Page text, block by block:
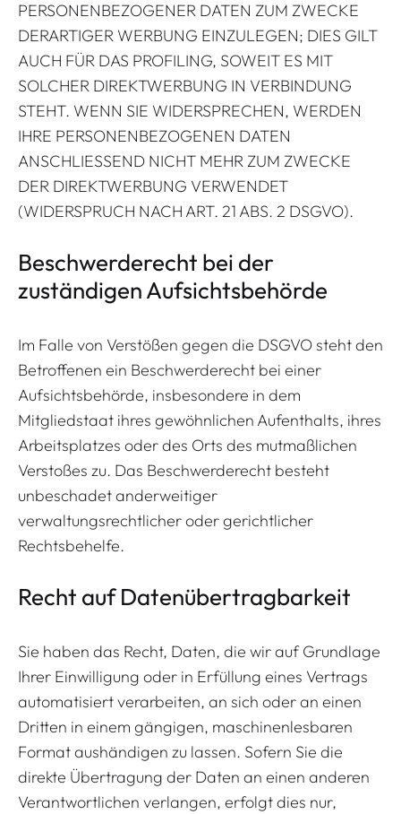
PERSONENBEZOGENER DATEN ZUM ZWECKE
DERARTIGER WERBUNG EINZULEGEN; DIES GILT
AUCH FÜR DAS PROFILING, SOWEIT ES MIT
SOLCHER DIREKTWERBUNG IN VERBINDUNG
STEHT. WENN SIE WIDERSPRECHEN, WERDEN
IHRE PERSONENBEZOGENEN DATEN
ANSCHLIESSEND NICHT MEHR ZUM ZWECKE
DER DIREKTWERBUNG VERWENDET
(WIDERSPRUCH NACH ART. 21 ABS. 2 DSGVO).
Beschwerde­recht bei der
zuständigen Aufsichts­behörde
Im Falle von Verstößen gegen die DSGVO steht den
Betroffenen ein Beschwerderecht bei einer
Aufsichtsbehörde, insbesondere in dem
Mitgliedstaat ihres gewöhnlichen Aufenthalts, ihres
Arbeitsplatzes oder des Orts des mutmaßlichen
Verstoßes zu. Das Beschwerderecht besteht
unbeschadet anderweitiger
verwaltungsrechtlicher oder gerichtlicher
Rechtsbehelfe.
Recht auf Daten­übertrag­barkeit
Sie haben das Recht, Daten, die wir auf Grundlage
Ihrer Einwilligung oder in Erfüllung eines Vertrags
automatisiert verarbeiten, an sich oder an einen
Dritten in einem gängigen, maschinenlesbaren
Format aushändigen zu lassen. Sofern Sie die
direkte Übertragung der Daten an einen anderen
Verantwortlichen verlangen, erfolgt dies nur,